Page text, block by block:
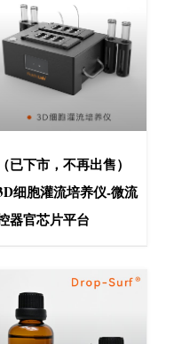
（已下市，不再出售）
细胞灌流培养仪-微流
器官芯片平台